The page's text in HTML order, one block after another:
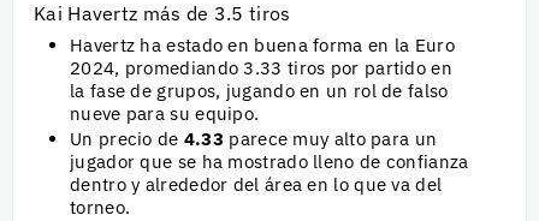
Kai Havertz más de 3.5 tiros
Havertz ha estado en buena forma en la Euro
2024, promediando 3.33 tiros por partido en
la fase de grupos, jugando en un rol de falso
nueve para su equipo.
Un precio de 4.33 parece muy alto para un
jugador que se ha mostrado lleno de confianza
dentro y alrededor del área en lo que va del
torneo.